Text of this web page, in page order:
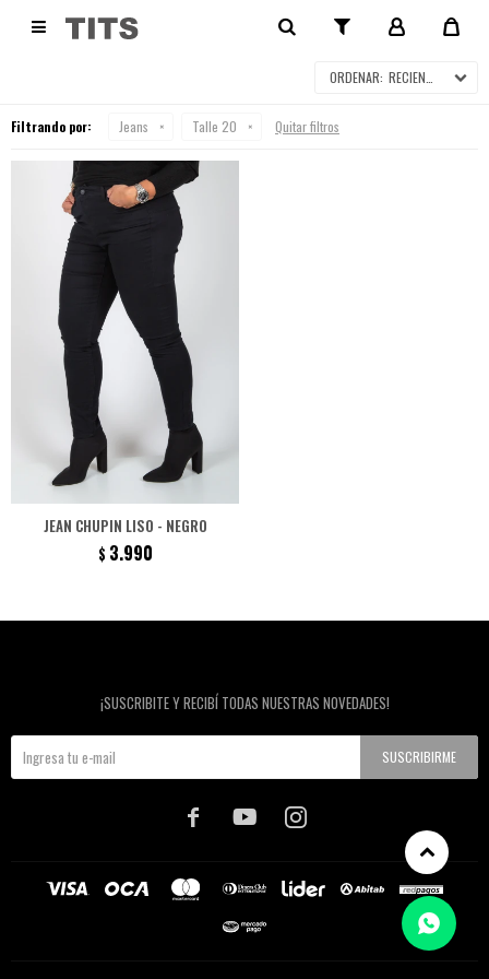

RECIENTES
Filtrando por: Jeans Talle 20 Quitar filtros
JEAN CHUPIN LISO - NEGRO
$ 3.990
¡SUSCRIBITE Y RECIBÍ TODAS NUESTRAS NOVEDADES!
SUSCRIBIRME
  